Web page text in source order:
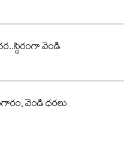
వెండి
వెండి ధరలు